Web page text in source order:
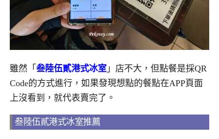
雖然「 叁陸伍貳港式冰室 」店不大，但點餐是採QR
Code的方式進行，如果發現想點的餐點在APP頁面
上沒看到，就代表賣完了。
叁陸伍貳港式冰室推薦